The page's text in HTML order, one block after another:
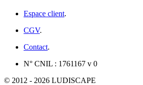
Espace client.
CGV.
Contact.
N° CNIL : 1761167 v 0
© 2012 - 2026 LUDISCAPE